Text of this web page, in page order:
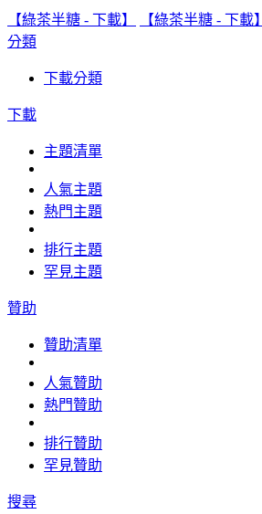
【綠茶半糖 - 下載】
【綠茶半糖 - 下載】
分類
下載分類
下載
主題清單
人氣主題
熱門主題
排行主題
罕見主題
贊助
贊助清單
人氣贊助
熱門贊助
排行贊助
罕見贊助
搜尋